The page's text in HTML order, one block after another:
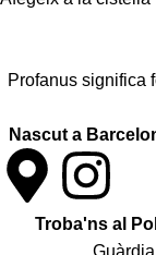
Profanus significa
Nascut a
Troba'ns al